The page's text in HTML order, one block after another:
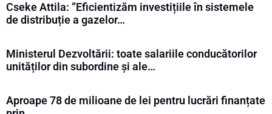
Cseke Attila: ”Eficientizăm investițiile în sistemele
de distribuție a gazelor…
Ministerul Dezvoltării: toate salariile conducătorilor
unităților din subordine și ale…
Aproape 78 de milioane de lei pentru lucrări finanțate